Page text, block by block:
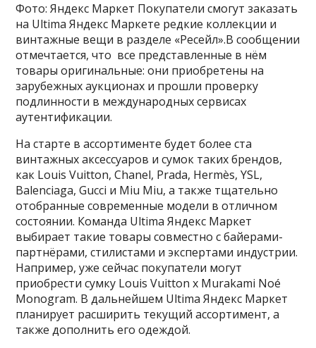
Фото: Яндекс Маркет Покупатели смогут заказать
на Ultima Яндекс Маркете редкие коллекции и
винтажные вещи в разделе «Ресейл».В сообщении
отмечтается, что все представленные в нём
товары оригинальные: они приобретены на
зарубежных аукционах и прошли проверку
подлинности в международных сервисах
аутентификации.
На старте в ассортименте будет более ста
винтажных аксессуаров и сумок таких брендов,
как Louis Vuitton, Chanel, Prada, Hermès, YSL,
Balenciaga, Gucci и Miu Miu, а также тщательно
отобранные современные модели в отличном
состоянии. Команда Ultima Яндекс Маркет
выбирает такие товары совместно с байерами-
партнёрами, стилистами и экспертами индустрии.
Например, уже сейчас покупатели могут
приобрести сумку Louis Vuitton x Murakami Noé
Monogram. В дальнейшем Ultima Яндекс Маркет
планирует расширить текущий ассортимент, а
также дополнить его одеждой.